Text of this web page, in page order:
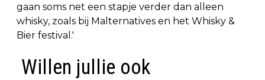
gaan soms net een stapje verder dan alleen
whisky, zoals bij Malternatives en het Whisky &
Bier festival.'
Willen jullie ook